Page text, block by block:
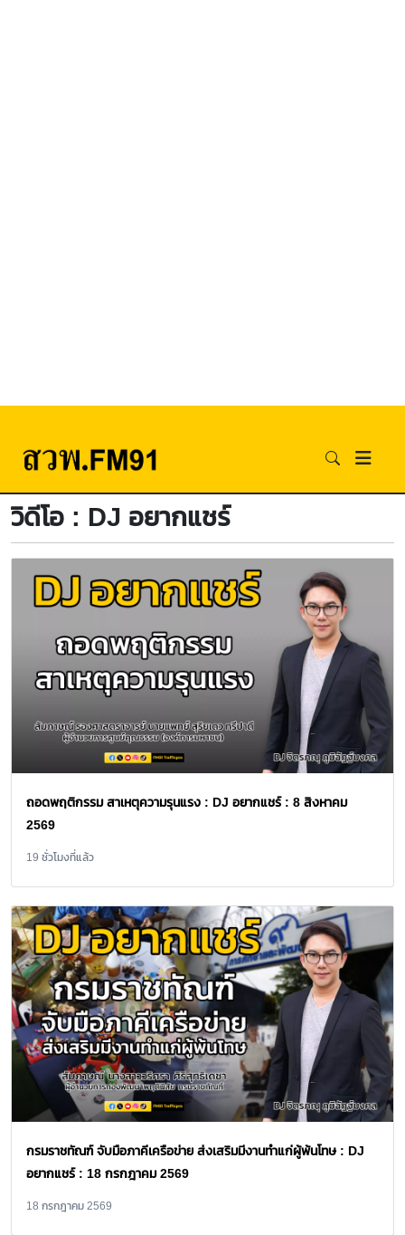
วิดีโอ : DJ อยากแชร์
ถอดพฤติกรรม สาเหตุความรุนแรง : DJ อยากแชร์ : 8 สิงหาคม
2569
19 ชั่วโมงที่แล้ว
กรมราชทัณฑ์ จับมือภาคีเครือข่าย ส่งเสริมมีงานทำแก่ผู้พ้นโทษ : DJ
อยากแชร์ : 18 กรกฎาคม 2569
18 กรกฎาคม 2569